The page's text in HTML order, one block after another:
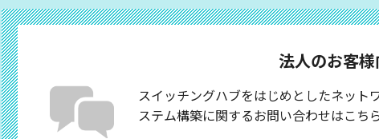
法人のお客
スイッチングハブをはじめとしたネット
ステム構築に関するお問い合わせはこち